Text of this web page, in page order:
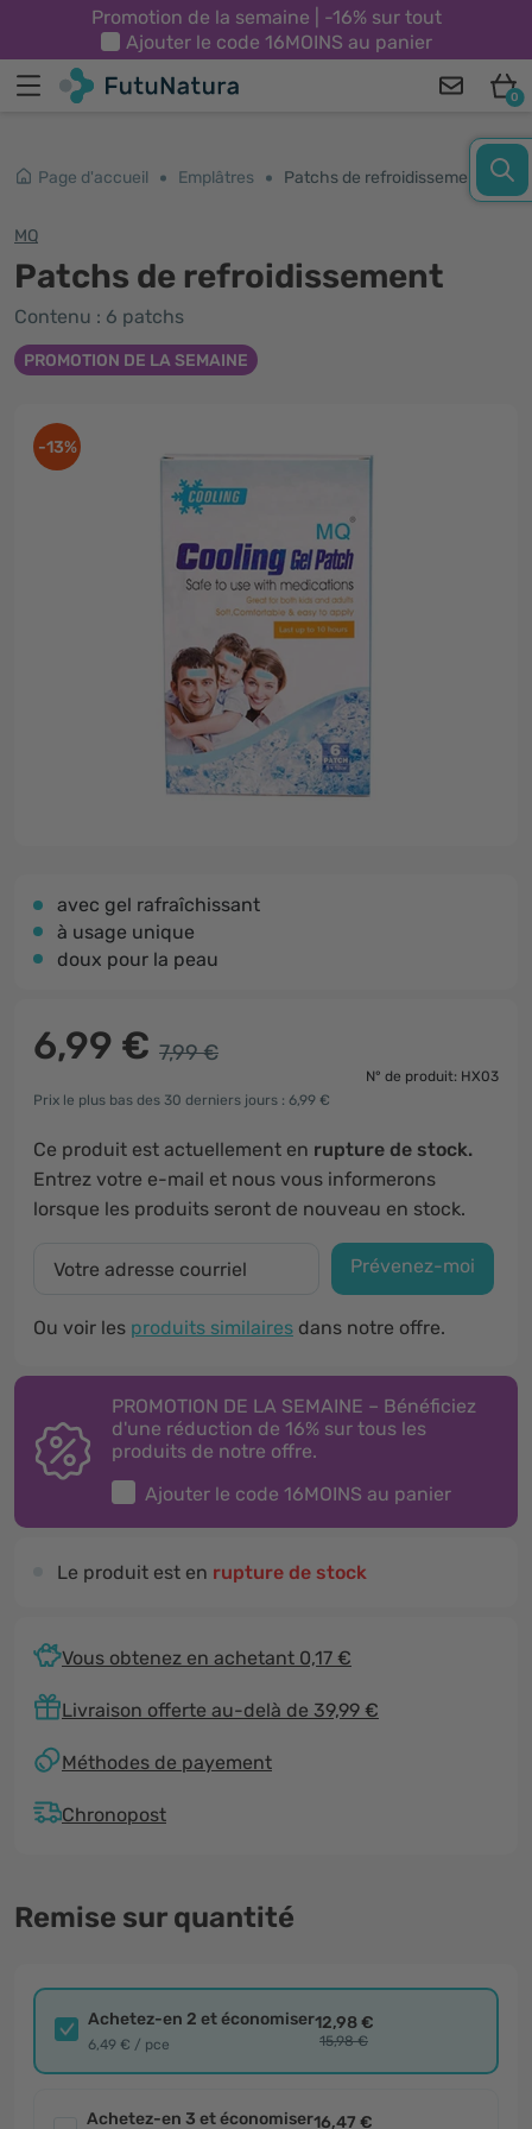
Promotion de la semaine | -16% sur tout
Ajouter le code 16MOINS au panier
0
Page d'accueil Emplâtres Patchs de refroidissement
MQ
Patchs de refroidissement
Contenu : 6 patchs
PROMOTION DE LA SEMAINE
-13%
avec gel rafraîchissant
à usage unique
doux pour la peau
6,99 € 7,99 €
N° de produit: HX03
Prix le plus bas des 30 derniers jours : 6,99 €
Ce produit est actuellement en rupture de stock.
Entrez votre e-mail et nous vous informerons
lorsque les produits seront de nouveau en stock.
Prévenez-moi
Ou voir les produits similaires dans notre offre.
PROMOTION DE LA SEMAINE – Bénéficiez
d'une réduction de 16% sur tous les
produits de notre offre.
Ajouter le code 16MOINS au panier
Le produit est en rupture de stock
Vous obtenez en achetant 0,17 €
Livraison offerte au-delà de 39,99 €
Méthodes de payement
Chronopost
Remise sur quantité
Achetez-en 2 et économiser
6,49 € / pce
12,98 €
15,98 €
Achetez-en 3 et économiser16,47 €